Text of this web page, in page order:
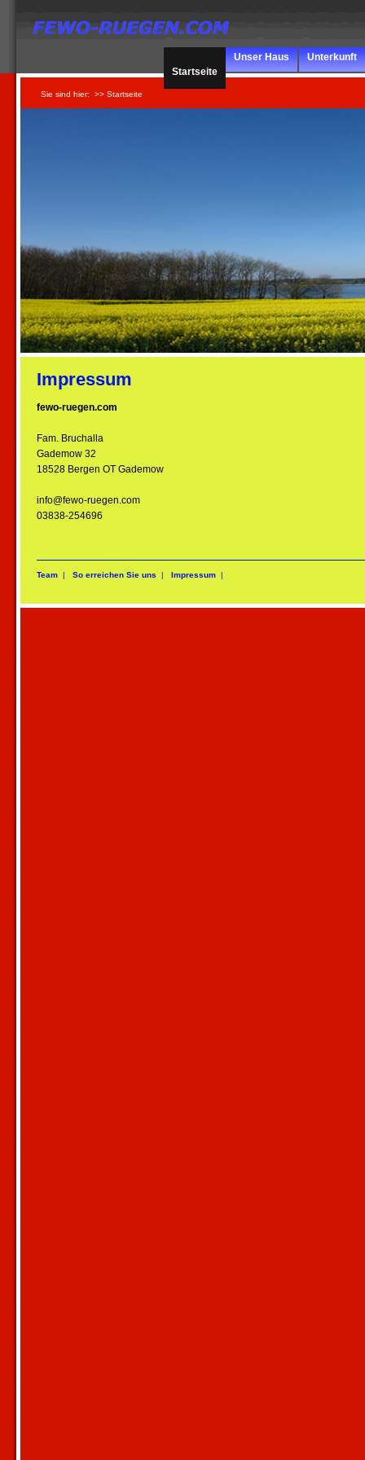
Impressum
fewo-ruegen.com
Fam. Bruchalla
Gademow 32
18528 Bergen OT Gademow
info@fewo-ruegen.com
03838-254696
Team | So erreichen Sie uns | Impressum |
Sie sind hier: >> Startseite
Startseite
Unser Haus Unterkunft